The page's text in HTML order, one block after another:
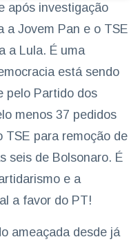
após investigação
a Jovem Pan e o TSE
a Lula. É uma
está sendo
pelo Partido dos
menos 37 pedidos
TSE para remoção de
seis de Bolsonaro. É
e a
a favor do PT!
ameaçada desde já